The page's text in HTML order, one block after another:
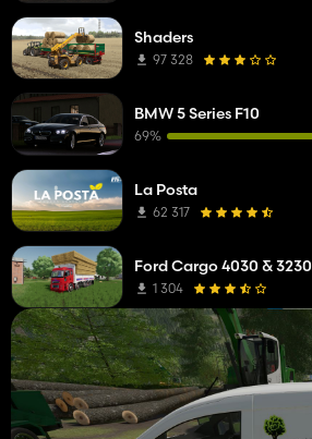
Shaders
97 328
BMW 5 Series F10
69%
La Posta
62 317
Ford Cargo 4030 & 3230
1 304